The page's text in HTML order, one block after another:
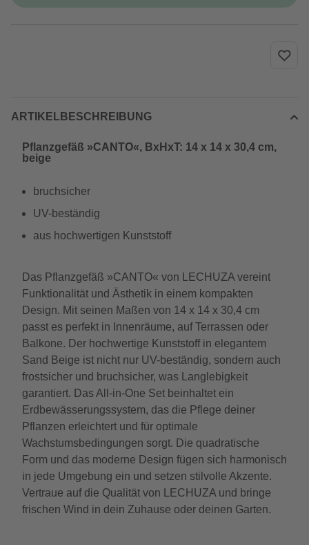
ARTIKELBESCHREIBUNG
Pflanzgefäß »CANTO«, BxHxT: 14 x 14 x 30,4 cm,
beige
bruchsicher
UV-beständig
aus hochwertigen Kunststoff
Das Pflanzgefäß »CANTO« von LECHUZA vereint
Funktionalität und Ästhetik in einem kompakten
Design. Mit seinen Maßen von 14 x 14 x 30,4 cm
passt es perfekt in Innenräume, auf Terrassen oder
Balkone. Der hochwertige Kunststoff in elegantem
Sand Beige ist nicht nur UV-beständig, sondern auch
frostsicher und bruchsicher, was Langlebigkeit
garantiert. Das All-in-One Set beinhaltet ein
Erdbewässerungssystem, das die Pflege deiner
Pflanzen erleichtert und für optimale
Wachstumsbedingungen sorgt. Die quadratische
Form und das moderne Design fügen sich harmonisch
in jede Umgebung ein und setzen stilvolle Akzente.
Vertraue auf die Qualität von LECHUZA und bringe
frischen Wind in dein Zuhause oder deinen Garten.